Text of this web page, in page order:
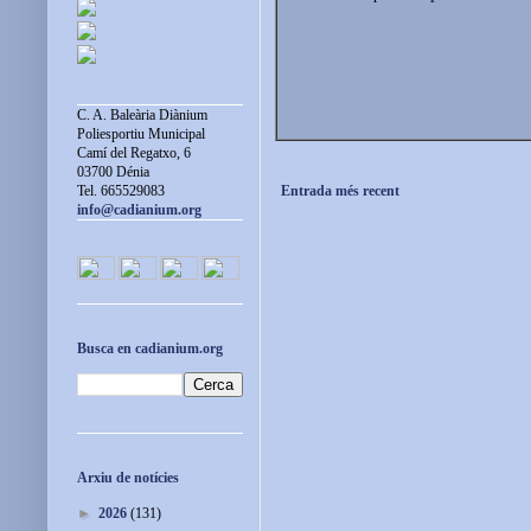
Entrada més recent
C. A. Baleària Diànium
Poliesportiu Municipal
Camí del Regatxo, 6
03700 Dénia
Tel. 665529083
info@cadianium.org
Busca en cadianium.org
Arxiu de notícies
► 2026 (131)